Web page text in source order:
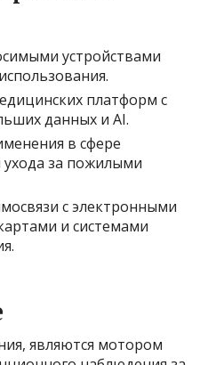
устройствами
платформ с
данных и AI.
в сфере
за пожилыми
с электронными
и системами
являются мотором